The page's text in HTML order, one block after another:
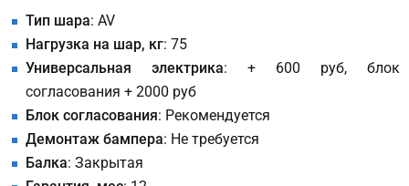
Тип шара: AV
Нагрузка на шар, кг: 75
Универсальная электрика: + 600 руб, блок
согласования + 2000 руб
Блок согласования: Рекомендуется
Демонтаж бампера: Не требуется
Балка: Закрытая